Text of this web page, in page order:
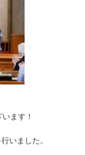
ます！
いました。